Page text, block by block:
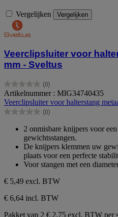
Vergelijken Vergelijken
Veerclipsluiter voor
mm - Sveltus
(0)
0.0
van
de
5
Artikelnummer : MIG34740435
Veerclipsluiter voor halterstang
(0)
0.0
sterren.
2 onmisbare knijpers voor
gewichtsstangen.
De knijpers klemmen uw
plaats voor een perfecte
Voor stangen met een
€ 5,49 excl. BTW
€ 6,64 incl. BTW
Pakket van 2 € 2,75 excl. BTW per